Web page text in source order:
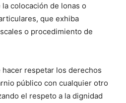
colocación de lonas o
que exhiba
o procedimiento de
respetar los derechos
público con cualquier otro
el respeto a la dignidad